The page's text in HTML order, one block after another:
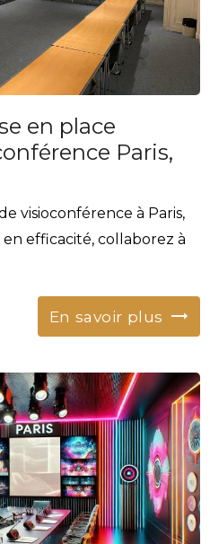
en place
Paris,
visioconférence à Paris,
efficacité, collaborez à
En savoir plus